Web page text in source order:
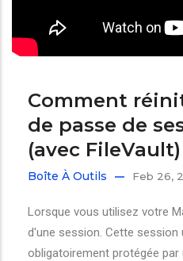
Comment
de passe de
(avec FileVault)
Boîte À Outils Feb 26,
Lorsque vous utilisez votre
d'une session. Cette session
obligatoirement protégée